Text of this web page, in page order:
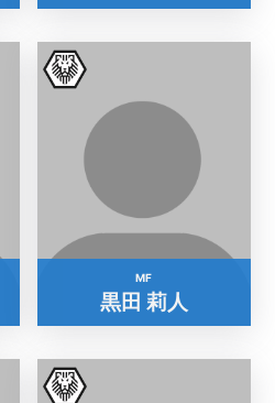
MF
黒田 莉人